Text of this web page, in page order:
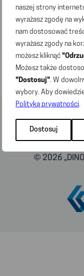
naszej strony
wyrażasz zgodę na
nam dostosować
wyrażasz zgody na
możesz kliknąć
Możesz także
"Dostosuj". W
wybory. Aby
Polityką prywatności.
Dostosuj
© 2026